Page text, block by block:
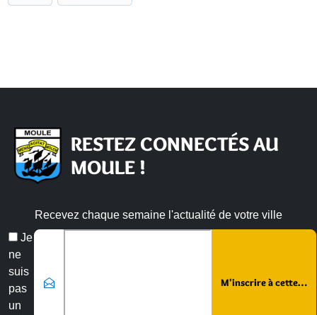
RESTEZ CONNECTÉS AU
MOULE !
Recevez chaque semaine l'actualité de votre ville
Je
ne
suis
pas
un
Veuillez laisser ce champ vide :
Email